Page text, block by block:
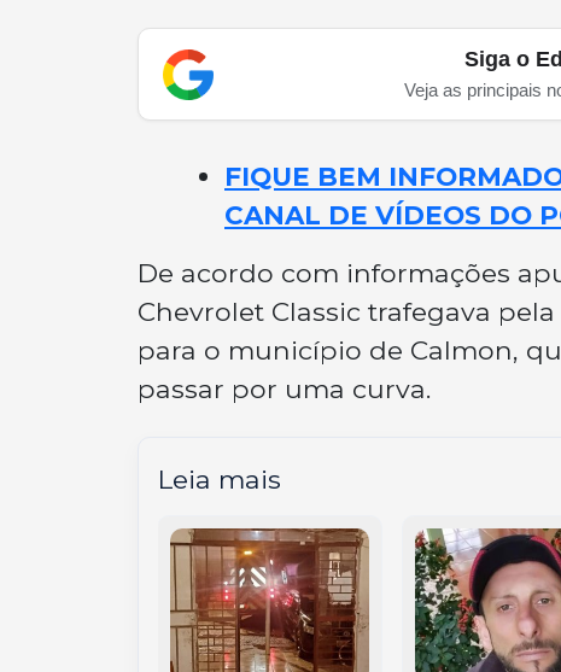
Siga o
Veja as principais
FIQUE BEM
CANAL DE VÍDEOS DO
De acordo com informações
Chevrolet Classic trafegava
para o município de Calmon,
passar por uma curva.
Leia mais